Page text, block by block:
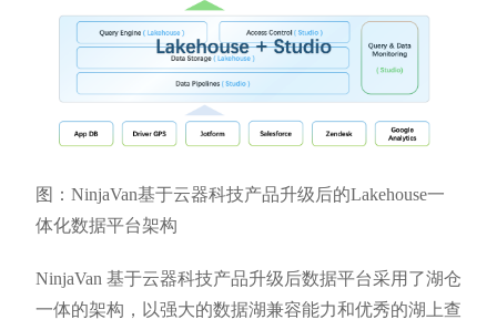
图：NinjaVan基于云器科技产品升级后的Lakehouse一
体化数据平台架构
NinjaVan 基于云器科技产品升级后数据平台采用了湖仓
一体的架构，以强大的数据湖兼容能力和优秀的湖上查